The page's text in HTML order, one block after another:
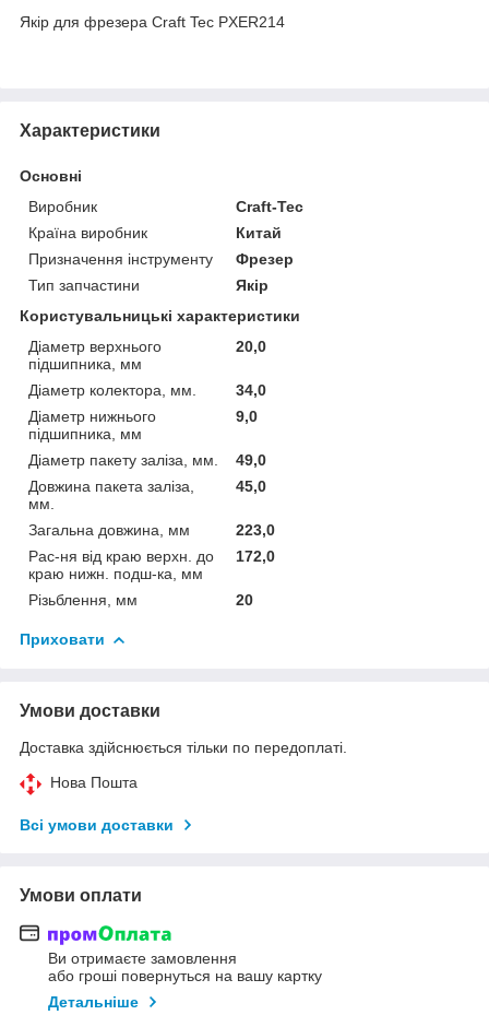
Якір для фрезера Craft Tec PXER214
Характеристики
Основні
Виробник
Craft-Tec
Країна виробник
Китай
Призначення інструменту
Фрезер
Тип запчастини
Якір
Користувальницькі характеристики
Діаметр верхнього
підшипника, мм
20,0
Діаметр колектора, мм.
34,0
Діаметр нижнього
підшипника, мм
9,0
Діаметр пакету заліза, мм.
49,0
Довжина пакета заліза,
мм.
45,0
Загальна довжина, мм
223,0
Рас-ня від краю верхн. до
краю нижн. подш-ка, мм
172,0
Різьблення, мм 20
Приховати
Умови доставки
Доставка здійснюється тільки по передоплаті.
Нова Пошта
Всі умови доставки
Умови оплати
Ви отримаєте замовлення
або гроші повернуться на вашу картку
Детальніше